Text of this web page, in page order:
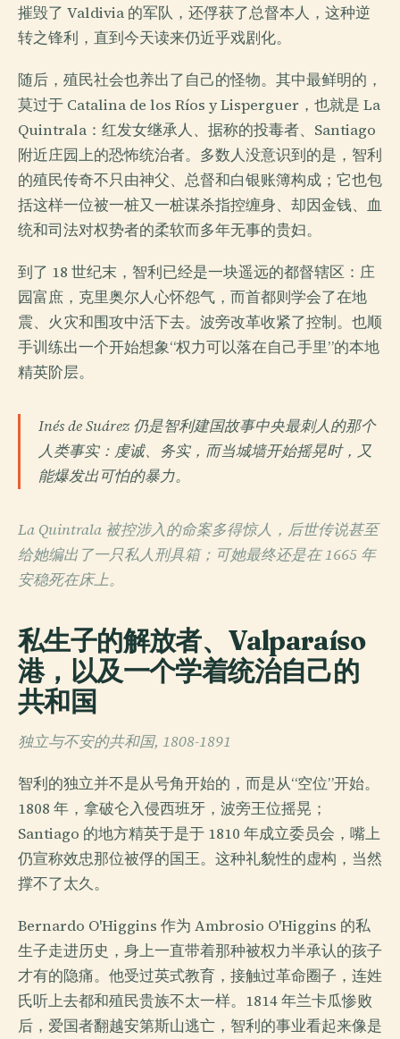
摧毁了 Valdivia 的军队，还俘获了总督本人，这种逆
转之锋利，直到今天读来仍近乎戏剧化。
随后，殖民社会也养出了自己的怪物。其中最鲜明的，
莫过于 Catalina de los Ríos y Lisperguer，也就是 La
Quintrala：红发女继承人、据称的投毒者、Santiago
附近庄园上的恐怖统治者。多数人没意识到的是，智利
的殖民传奇不只由神父、总督和白银账簿构成；它也包
括这样一位被一桩又一桩谋杀指控缠身、却因金钱、血
统和司法对权势者的柔软而多年无事的贵妇。
到了 18 世纪末，智利已经是一块遥远的都督辖区：庄
园富庶，克里奥尔人心怀怨气，而首都则学会了在地
震、火灾和围攻中活下去。波旁改革收紧了控制。也顺
手训练出一个开始想象“权力可以落在自己手里”的本地
精英阶层。
Inés de Suárez 仍是智利建国故事中央最刺人的那个
人类事实：虔诚、务实，而当城墙开始摇晃时，又
能爆发出可怕的暴力。
La Quintrala 被控涉入的命案多得惊人，后世传说甚至
给她编出了一只私人刑具箱；可她最终还是在 1665 年
安稳死在床上。
私生子的解放者、Valparaíso
港，以及一个学着统治自己的
共和国
独立与不安的共和国, 1808-1891
智利的独立并不是从号角开始的，而是从“空位”开始。
1808 年，拿破仑入侵西班牙，波旁王位摇晃；
Santiago 的地方精英于是于 1810 年成立委员会，嘴上
仍宣称效忠那位被俘的国王。这种礼貌性的虚构，当然
撑不了太久。
Bernardo O'Higgins 作为 Ambrosio O'Higgins 的私
生子走进历史，身上一直带着那种被权力半承认的孩子
才有的隐痛。他受过英式教育，接触过革命圈子，连姓
氏听上去都和殖民贵族不太一样。1814 年兰卡瓜惨败
后，爱国者翻越安第斯山逃亡，智利的事业看起来像是